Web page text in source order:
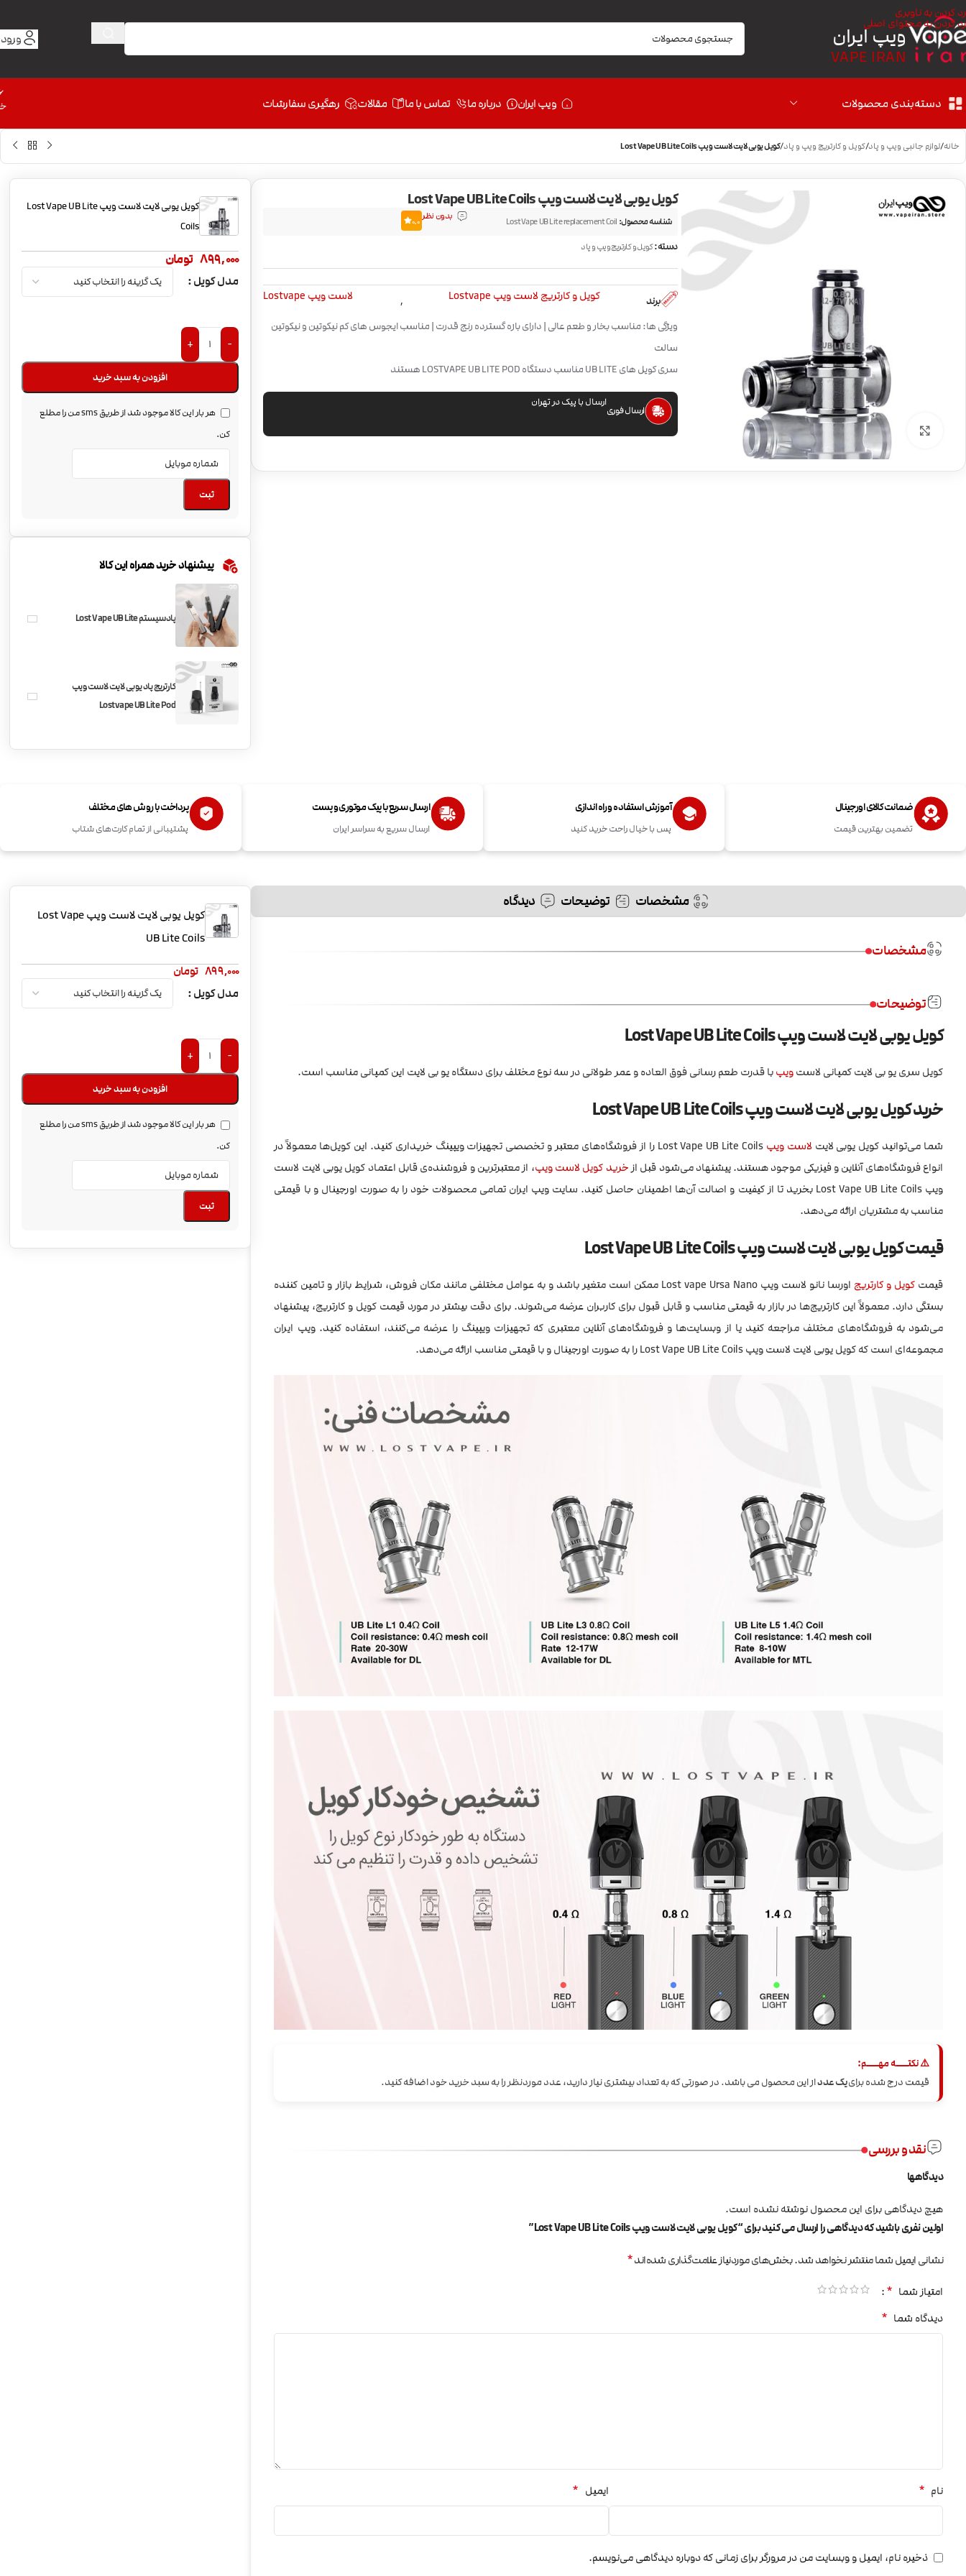
رد کردن به ناوبری
رد کردن به محتوای اصلی
ویپ ایران
VAPE IRAN
دسته‌بندی محصولات ویپ ایران درباره ما تماس با ما مقالات رهگیری سفارشات
خانه/لوازم جانبی ویپ و پاد/کویل و کارتریج ویپ و پاد/کویل یوبی لایت لاست ویپ Lost Vape UB Lite Coils
بزرگنمایی تصویر
کویل یوبی لایت لاست ویپ Lost Vape UB Lite Coils
شناسه محصول: LostVape UB Lite replacement Coil بدون نظر 0.0
دسته:کویل و کارتریج ویپ و پاد
برند کویل و کارتریج لاست ویپ Lostvape , لاست ویپ Lostvape
ویژگی ها: مناسب بخار و طعم عالی | دارای بازه گسترده رنج قدرت | مناسب ایجوس های کم نیکوتین و نیکوتین
سالت
سری کویل های UB LITE مناسب دستگاه LOSTVAPE UB LITE POD هستند
ارسال فوری
ارسال با پیک در تهران
کویل یوبی لایت لاست ویپ Lost Vape UB Lite
Coils
899,000 تومان
مدل کویل
-
+
افزودن به سبد خرید
هر بار این کالا موجود شد از طریق sms من را مطلع
کن.
ثبت
پیشنهاد خرید همراه این کالا
پادسیستم Lost Vape UB Lite
کارتریج پاد یوبی لایت لاست ویپ
Lostvape UB Lite Pod
ضمانت کالای اورجینال
تضمین بهترین قیمت
آموزش استفاده و راه اندازی
پس با خیال راحت خرید کنید
ارسال سریع با پیک موتوری و پست
ارسال سریع به سراسر ایران
پرداخت با روش های مختلف
پشتیبانی از تمام کارت‌های شتاب
مشخصات توضیحات دیدگاه
مشخصات
توضیحات
کویل یوبی لایت لاست ویپ Lost Vape UB Lite Coils
کویل سری یو بی لایت کمپانی لاستویپبا قدرت طعم رسانی فوق العاده و عمر طولانی در سه نوع مختلف برای دستگاه یو بی لایت این کمپانی مناسب است.
خرید کویل یوبی لایت لاست ویپ Lost Vape UB Lite Coils
شما می‌توانید کویل یوبی لایتلاست ویپ
Lost Vape UB Lite Coils را از فروشگاه‌های معتبر و تخصصی تجهیزات ویپینگ خریداری کنید. این کویل‌ها معمولاً در
انواع فروشگاه‌های آنلاین و فیزیکی موجود هستند. پیشنهاد می‌شود قبل ازخرید کویل لاست ویپ، از معتبرترین و فروشنده‌ی قابل اعتماد کویل یوبی لایت لاست
ویپ Lost Vape UB Lite Coils بخرید تا از کیفیت و اصالت آن‌ها اطمینان حاصل کنید. سایت ویپ ایران تمامی محصولات خود را به صورت اورجینال و با قیمتی
مناسب به مشتریان ارائه می‌دهد.
قیمت کویل یوبی لایت لاست ویپ Lost Vape UB Lite Coils
قیمت کویل و کارتریج
اورسا نانو لاست ویپ Lost vape Ursa Nano ممکن است متغیر باشد و به عوامل مختلفی مانند مکان فروش، شرایط بازار و تامین کننده
بستگی دارد. معمولاً این کارتریج‌ها در بازار به قیمتی مناسب و قابل قبول برای کاربران عرضه می‌شوند. برای دقت بیشتر در مورد قیمت‌ کویل و کارتریج، پیشنهاد
می‌شود به فروشگاه‌های مختلف مراجعه کنید یا از وبسایت‌ها و فروشگاه‌های آنلاین معتبری که تجهیزات ویپینگ را عرضه می‌کنند، استفاده کنید. ویپ ایران
مجموعه‌ای است که کویل یوبی لایت لاست ویپ Lost Vape UB Lite Coils را به صورت اورجینال و با قیمتی مناسب ارائه می‌دهد.
⚠️ نکتــــه مهــــم:
قیمت درج شده براییک عدداز این محصول می باشد. در صورتی که به تعداد بیشتری نیاز دارید، عدد موردنظر را به سبد خرید خود اضافه کنید.
نقد و بررسی
دیدگاهها
هیچ دیدگاهی برای این محصول نوشته نشده است.
اولین نفری باشید که دیدگاهی را ارسال می کنید برای “کویل یوبی لایت لاست ویپ Lost Vape UB Lite Coils”
نشانی ایمیل شما منتشر نخواهد شد.بخش‌های موردنیاز علامت‌گذاری شده‌اند*
امتیاز شما *
دیدگاه شما *
نام * ایمیل *
ذخیره نام، ایمیل و وبسایت من در مرورگر برای زمانی که دوباره دیدگاهی می‌نویسم.
کویل یوبی لایت لاست ویپ Lost Vape
UB Lite Coils
899,000 تومان
مدل کویل
-
+
افزودن به سبد خرید
هر بار این کالا موجود شد از طریق sms من را مطلع
کن.
ثبت